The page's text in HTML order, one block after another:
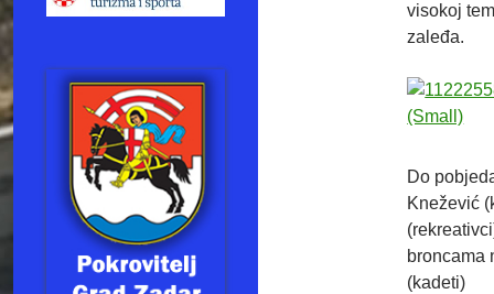
visokoj
zaleđa.
Do
Knežević
broncama
(kadeti)